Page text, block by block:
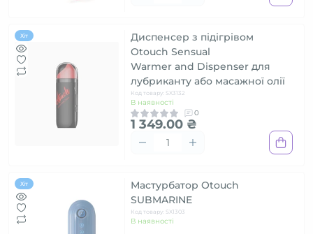
Хіт
Диспенсер з підігрівом
Otouch Sensual
Warmer and Dispenser для
лубриканту або масажної олії
Код товару: SX3132
В наявності
0
1 349.00 ₴
Хіт
Мастурбатор Otouch
SUBMARINE
Код товару: SX1303
В наявності